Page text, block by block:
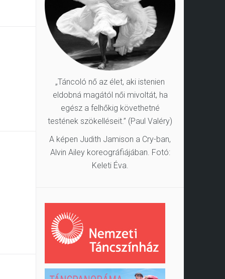
„Táncoló nő az élet, aki istenien
eldobná magától női mivoltát, ha
egész a felhőkig követhetné
testének szökelléseit.” (Paul Valéry)
A képen Judith Jamison a Cry-ban,
Alvin Ailey koreográfiájában. Fotó:
Keleti Éva.